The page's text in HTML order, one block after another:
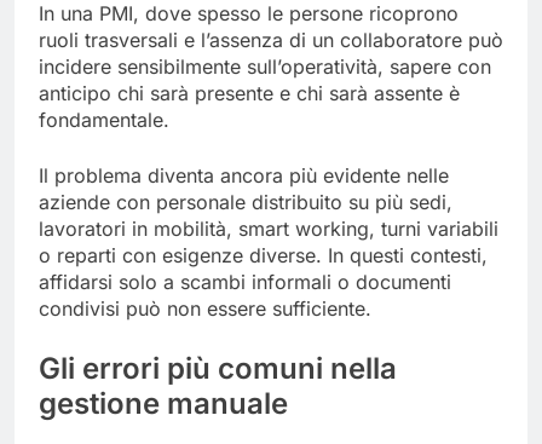
In una PMI, dove spesso le persone ricoprono
ruoli trasversali e l’assenza di un collaboratore può
incidere sensibilmente sull’operatività, sapere con
anticipo chi sarà presente e chi sarà assente è
fondamentale.
Il problema diventa ancora più evidente nelle
aziende con personale distribuito su più sedi,
lavoratori in mobilità, smart working, turni variabili
o reparti con esigenze diverse. In questi contesti,
affidarsi solo a scambi informali o documenti
condivisi può non essere sufficiente.
Gli errori più comuni nella
gestione manuale